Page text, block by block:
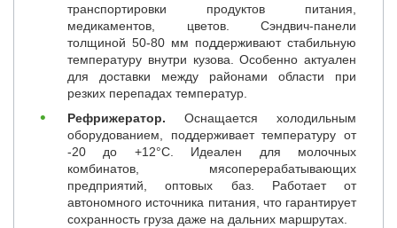
транспортировки продуктов питания,
медикаментов, цветов. Сэндвич-панели
толщиной 50-80 мм поддерживают стабильную
температуру внутри кузова. Особенно актуален
для доставки между районами области при
резких перепадах температур.
Рефрижератор. Оснащается холодильным
оборудованием, поддерживает температуру от
-20 до +12°C. Идеален для молочных
комбинатов, мясоперерабатывающих
предприятий, оптовых баз. Работает от
автономного источника питания, что гарантирует
сохранность груза даже на дальних маршрутах.